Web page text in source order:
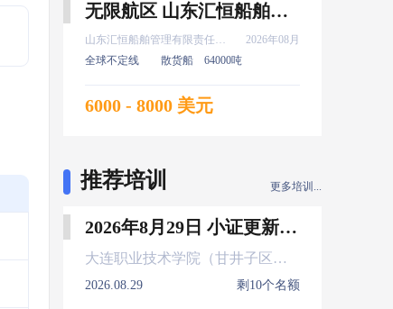
无限航区 山东汇恒船舶管理有限责任公司 大副 8月上船
山东汇恒船舶管理有限责任公司
2026年08月
全球不定线
散货船 64000吨
6000 - 8000 美元
推荐培训 更多培训...
2026年8月29日 小证更新 Z01Z02Z04
大连职业技术学院（甘井子区大连北站）
2026.08.29 剩10个名额